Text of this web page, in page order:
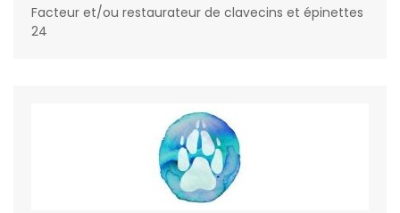
Facteur et/ou restaurateur de clavecins et épinettes
24